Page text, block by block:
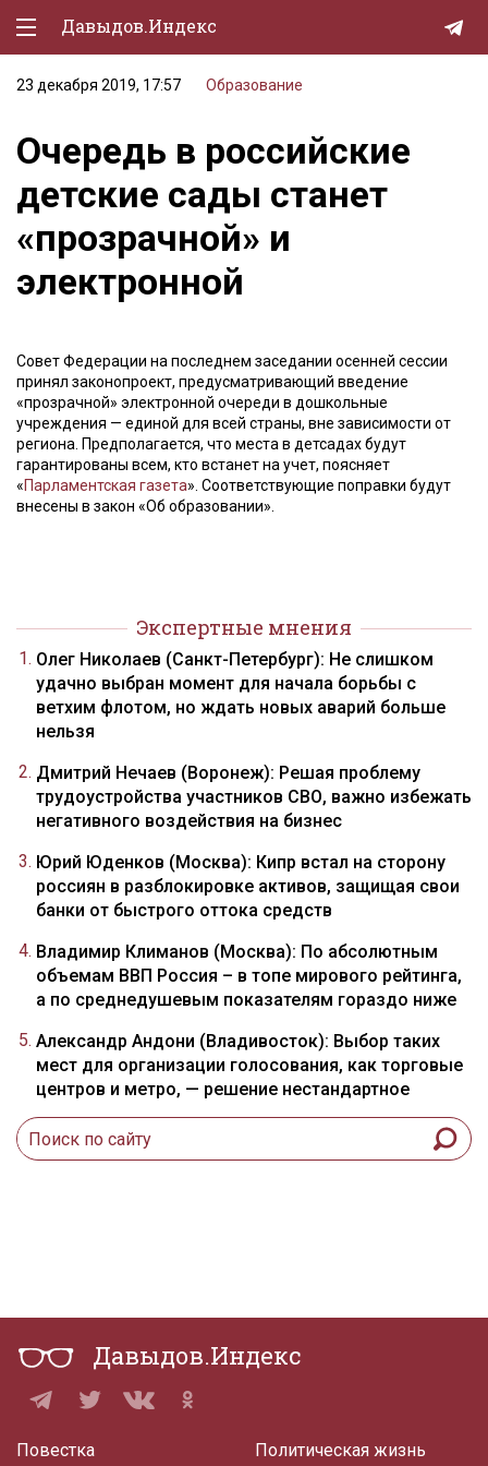
Давыдов.Индекс
Политическая жизнь
Экономика
Природа
Образование
Спорт
Lifestyle
Мурзилка
23 декабря 2019, 17:57 Образование
Очередь в российские
детские сады станет
«прозрачной» и
электронной
Совет Федерации на последнем заседании осенней сессии
принял законопроект, предусматривающий введение
«прозрачной» электронной очереди в дошкольные
учреждения — единой для всей страны, вне зависимости от
региона. Предполагается, что места в детсадах будут
гарантированы всем, кто встанет на учет, поясняет
«Парламентская газета». Соответствующие поправки будут
внесены в закон «Об образовании».
Экспертные мнения
Олег Николаев (Санкт-Петербург): Не слишком
удачно выбран момент для начала борьбы с
ветхим флотом, но ждать новых аварий больше
нельзя
Дмитрий Нечаев (Воронеж): Решая проблему
трудоустройства участников СВО, важно избежать
негативного воздействия на бизнес
Юрий Юденков (Москва): Кипр встал на сторону
россиян в разблокировке активов, защищая свои
банки от быстрого оттока средств
Владимир Климанов (Москва): По абсолютным
объемам ВВП Россия – в топе мирового рейтинга,
а по среднедушевым показателям гораздо ниже
Александр Андони (Владивосток): Выбор таких
мест для организации голосования, как торговые
центров и метро, — решение нестандартное
Давыдов.Индекс
Повестка Политическая жизнь